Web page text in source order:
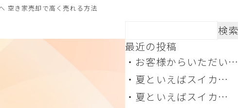
空き家売却で高く売れる方法
検索
最近の投稿
お客様からいただいた
トマトの苗、ついに初収
穫の時！
夏といえばスイカ
（2） 青森県つがる市
夏といえばスイカ